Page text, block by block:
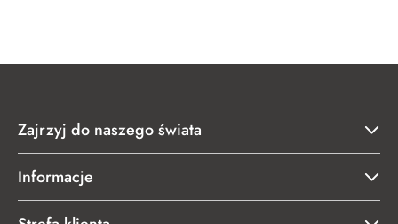
Zajrzyj do naszego świata
Informacje